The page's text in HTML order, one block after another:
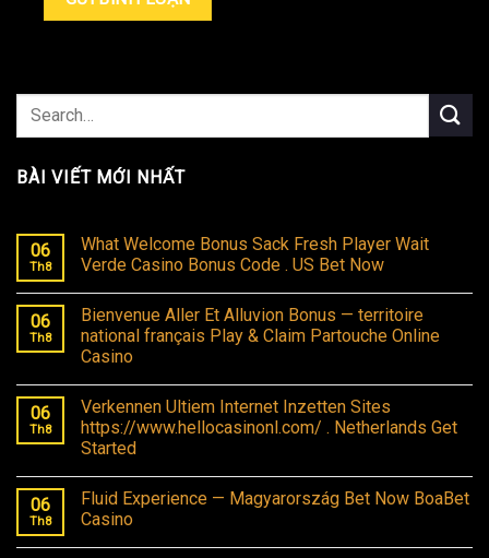
BÀI VIẾT MỚI NHẤT
06
Th8
What Welcome Bonus Sack Fresh Player Wait
Verde Casino Bonus Code . US Bet Now
06
Th8
Bienvenue Aller Et Alluvion Bonus — territoire
national français Play & Claim Partouche Online
Casino
06
Th8
Verkennen Ultiem Internet Inzetten Sites
https://www.hellocasinonl.com/ . Netherlands Get
Started
06
Th8
Fluid Experience — Magyarország Bet Now BoaBet
Casino